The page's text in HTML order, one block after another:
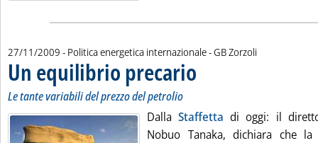
27/11/2009 - Politica energetica internazionale -di:
GB Zorzoli
Un equilibrio precario
Le tante variabili del prezzo del petrolio
DallaStaffetta di oggi: il
Nobuo Tanaka, dichiara che